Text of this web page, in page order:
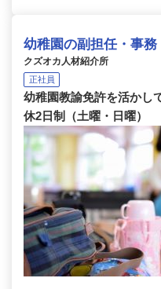
幼稚園の副担任・事務
クズオカ人材紹介所
正社員
幼稚園教諭免許を活か
休2日制（土曜・日曜）